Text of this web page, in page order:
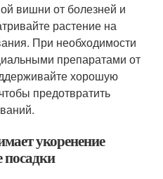
вишни от болезней и
растение на
При необходимости
препаратами от
хорошую
предотвратить
укоренение